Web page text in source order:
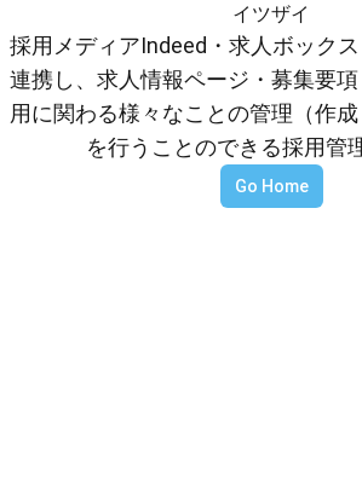
イツザイ
採用メディアIndeed・求人ボック
連携し、求人情報ページ・募集要
用に関わる様々なことの管理（作
を行うことのできる採用管
Go Home